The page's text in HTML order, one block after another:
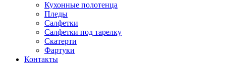
Кухонные полотенца
Пледы
Салфетки
Салфетки под тарелку
Скатерти
Фартуки
Контакты